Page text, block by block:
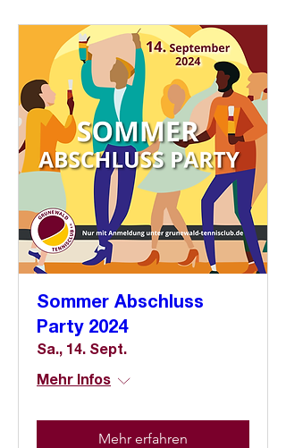
Sommer Abschluss
Party 2024
Sa., 14. Sept.
Mehr Infos
Mehr erfahren